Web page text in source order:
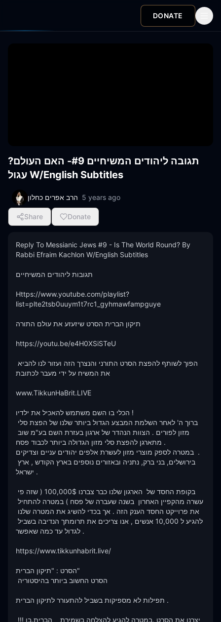
DONATE
?תגובה ליהודים המשיחיים #9- האם העולם
עגול W/English Subtitles
הרב אפרים כחלון 5 years ago
Share Donate
Reply To Messianic Jews #9 - Is The World Round? By
Rabbi Efraim Kachlon W/English Subtitles
תגובות ליהודים המשיחיים
Https://www.youtube.com/playlist?
list=plte2tsb0uuym1t7rc1_gyhmawfampguye
תיקון הברית הסרט שיזעזע את עולם התורה
https://youtu.be/e4H0XSiSTeU
את המשיח על ידי מעבר לכתובת
www.TikkunHaBrit.LIVE
הכלי בו השם משתמש להאכיל את ילדיו !
מתארגן להפצת סלי מזון הגדולה ביותר לכבוד פסח .
במטרה לספק מוצרי מזון לעשרת אלפים יהודים עניים וצדיקים  .
ישראל .
לגדול עד כמה שאפשר .
https://www.tikkunhabrit.live/
הסרט : "תיקון הברית"
תפילות לא מספיקות בשביל להתעורר לתיקון הברית .